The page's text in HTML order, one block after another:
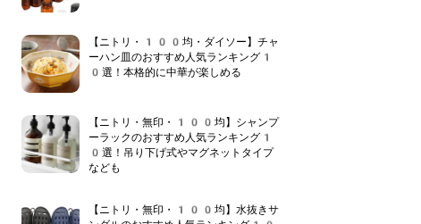
【ニトリ・100均・ダイソー】チャ
ーハン皿のおすすめ人気ランキング1
0選！本格的に中華が楽しめる
【ニトリ・無印・100均】シャンプ
ーラックのおすすめ人気ランキング1
0選！吊り下げ式やマグネットタイプ
なども
【ニトリ・無印・100均】水抜きサ